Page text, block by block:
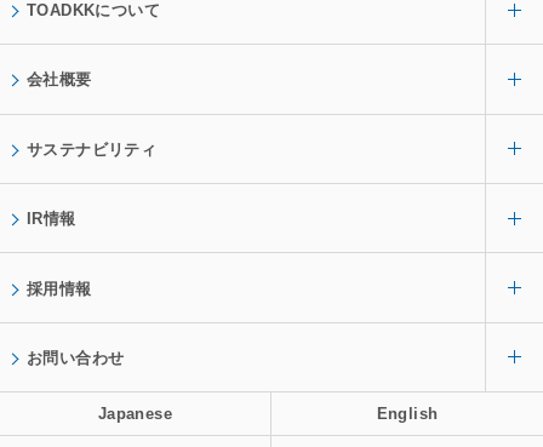
TOADKKについて
会社概要
サステナビリティ
IR情報
採用情報
お問い合わせ
Japanese English